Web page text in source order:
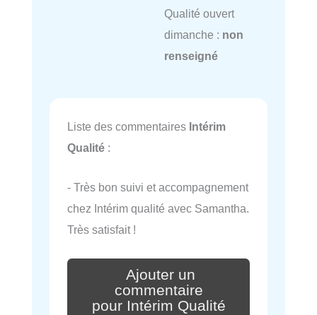
Qualité ouvert
dimanche : non
renseigné
Liste des commentaires Intérim
Qualité :
- Très bon suivi et accompagnement
chez Intérim qualité avec Samantha.
Très satisfait !
Ajouter un
commentaire
pour Intérim Qualité